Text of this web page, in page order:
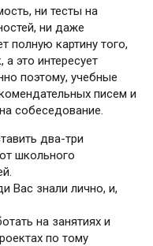
ни тесты на
ни даже
полную картину того,
это интересует
поэтому, учебные
писем и
собеседование.
два-три
школьного
Вас знали лично, и,
на занятиях и
по тому